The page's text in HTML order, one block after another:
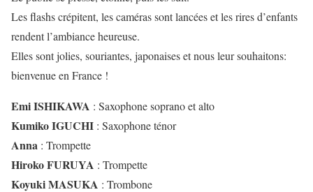
Les flashs crépitent, les caméras sont lancées et les rires d’enfants
rendent l’ambiance heureuse.
Elles sont jolies, souriantes, japonaises et nous leur souhaitons:
bienvenue en France !
Emi ISHIKAWA : Saxophone soprano et alto
Kumiko IGUCHI : Saxophone ténor
Anna : Trompette
Hiroko FURUYA : Trompette
Koyuki MASUKA : Trombone